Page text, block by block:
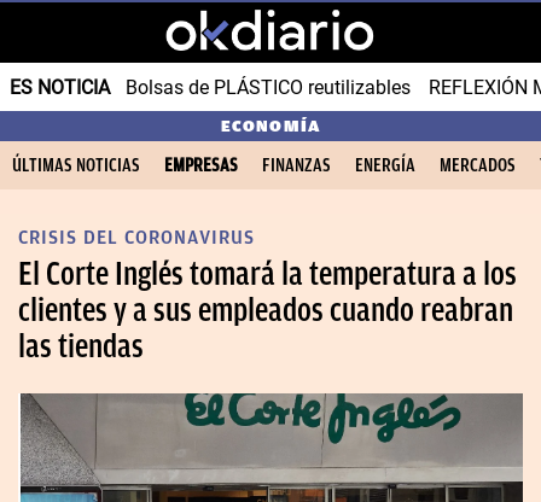
ES NOTICIA Bolsas de PLÁSTICO reutilizables REFLEXIÓN
ECONOMÍA
ÚLTIMAS NOTICIAS EMPRESAS FINANZAS ENERGÍA MERCADOS
CRISIS DEL CORONAVIRUS
El Corte Inglés tomará la temperatura a los
clientes y a sus empleados cuando reabran
las tiendas